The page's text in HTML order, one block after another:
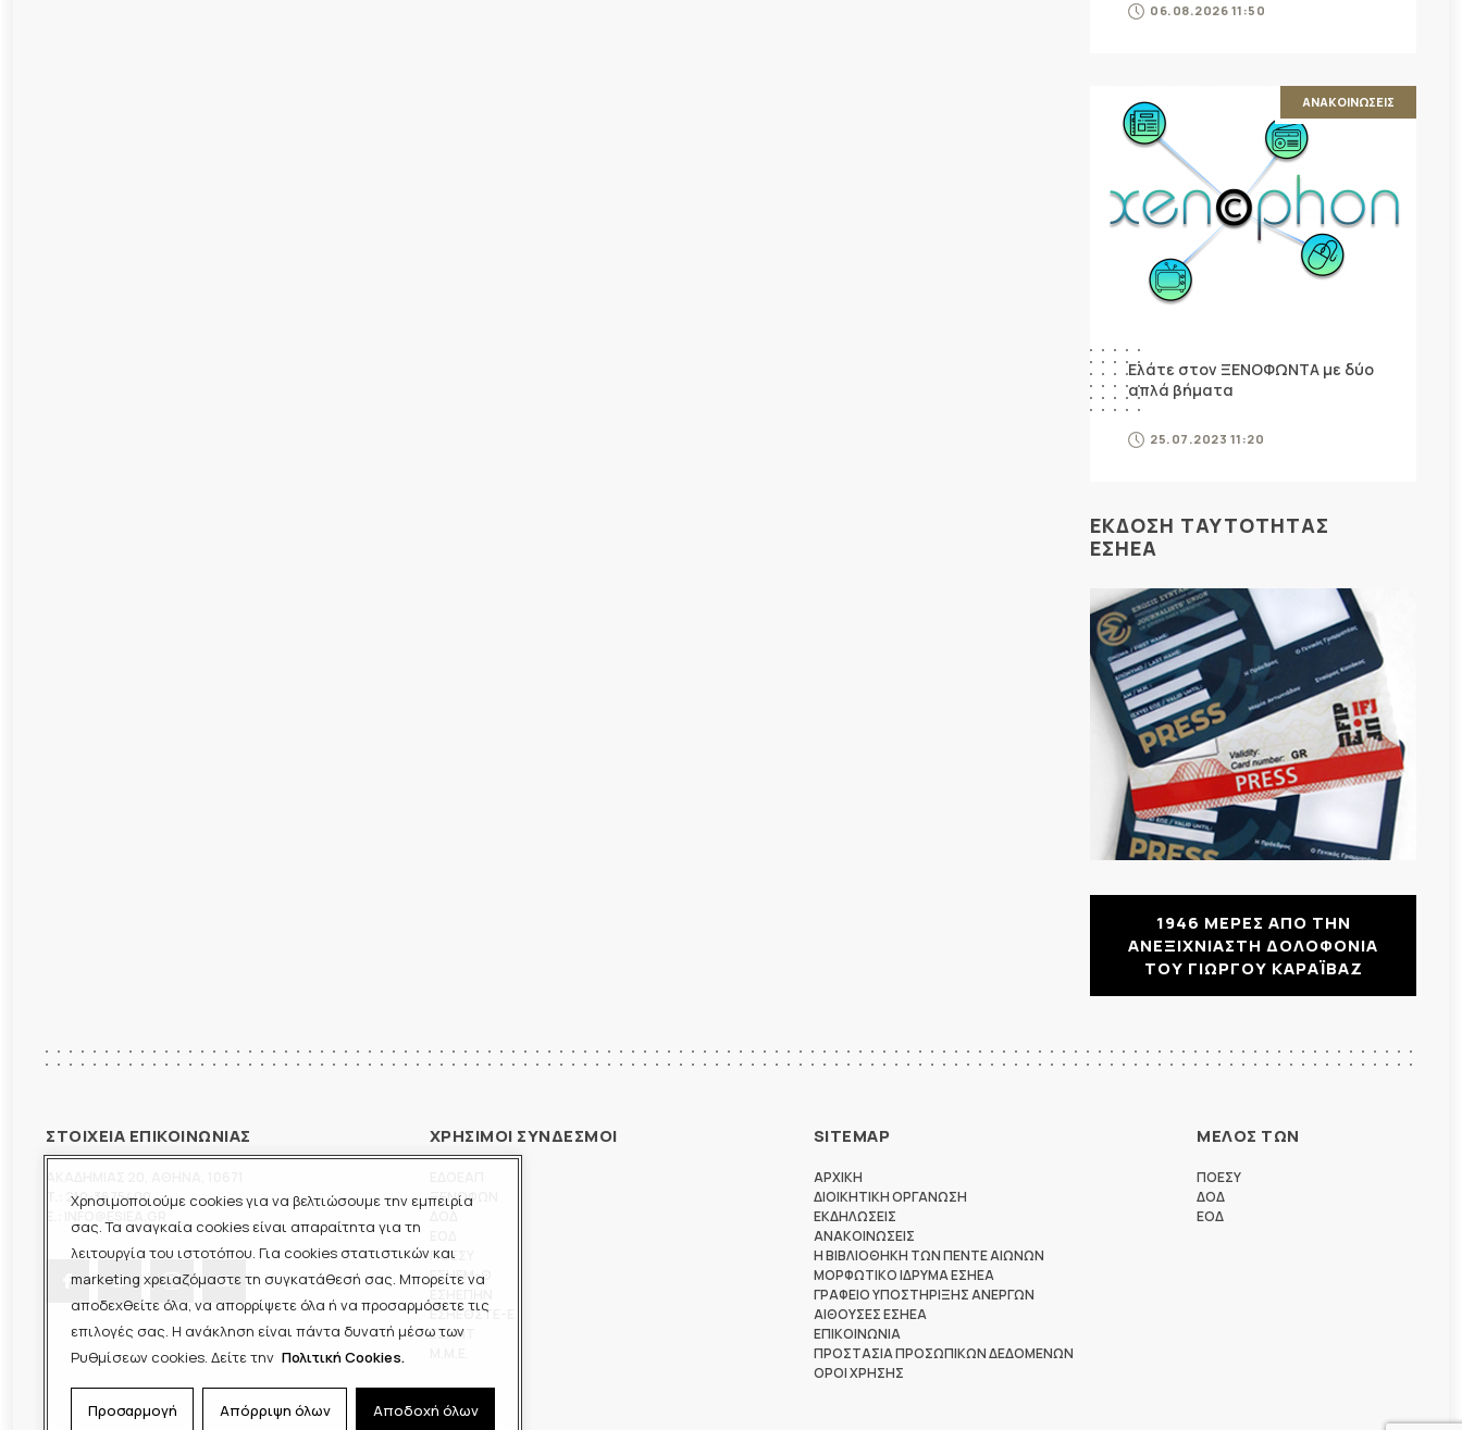
Χρησιμοποιούμε cookies για να βελτιώσουμε την εμπειρία
σας. Τα αναγκαία cookies είναι απαραίτητα για τη
λειτουργία του ιστοτόπου. Για cookies στατιστικών και
marketing χρειαζόμαστε τη συγκατάθεσή σας. Μπορείτε να
αποδεχθείτε όλα, να απορρίψετε όλα ή να προσαρμόσετε τις
επιλογές σας. Η ανάκληση είναι πάντα δυνατή μέσω των
Ρυθμίσεων cookies. Δείτε την Πολιτική Cookies.
Προσαρμογή Απόρριψη όλων Αποδοχή όλων
06.08.2026 11:50
ΑΝΑΚΟΙΝΩΣΕΙΣ
Ελάτε στον ΞΕΝΟΦΩΝΤΑ με δύο
απλά βήματα
25.07.2023 11:20
ΕΚΔΟΣΗ ΤΑΥΤΟΤΗΤΑΣ
ΕΣΗΕΑ
1946 ΜΕΡΕΣ ΑΠΟ ΤΗΝ
ΑΝΕΞΙΧΝΙΑΣΤΗ ΔΟΛΟΦΟΝΙΑ
ΤΟΥ ΓΙΩΡΓΟΥ ΚΑΡΑΪΒΑΖ
ΣΤΟΙΧΕΙΑ ΕΠΙΚΟΙΝΩΝΙΑΣ
210-3675400
ΧΡΗΣΙΜΟΙ ΣΥΝΔΕΣΜΟΙ
ΞΕΝΟΦΩΝ
ΠΟΕΣΥ
ΕΣΗΕΜ-Θ
ΕΣΗΕΘΣΤΕ-Ε
ΕΣΠΗΤ
SITEMAP
ΑΡΧΙΚΗ
ΔΙΟΙΚΗΤΙΚΗ ΟΡΓΑΝΩΣΗ
ΕΚΔΗΛΩΣΕΙΣ
ΑΝΑΚΟΙΝΩΣΕΙΣ
Η ΒΙΒΛΙΟΘΗΚΗ ΤΩΝ ΠΕΝΤΕ ΑΙΩΝΩΝ
ΜΟΡΦΩΤΙΚΟ ΙΔΡΥΜΑ ΕΣΗΕΑ
ΓΡΑΦΕΙΟ ΥΠΟΣΤΗΡΙΞΗΣ ΑΝΕΡΓΩΝ
ΑΙΘΟΥΣΕΣ ΕΣΗΕΑ
ΕΠΙΚΟΙΝΩΝΙΑ
ΠΡΟΣΤΑΣΙΑ ΠΡΟΣΩΠΙΚΩΝ ΔΕΔΟΜΕΝΩΝ
ΟΡΟΙ ΧΡΗΣΗΣ
ΜΕΛΟΣ ΤΩΝ
ΠΟΕΣΥ
ΔΟΔ
ΕΟΔ